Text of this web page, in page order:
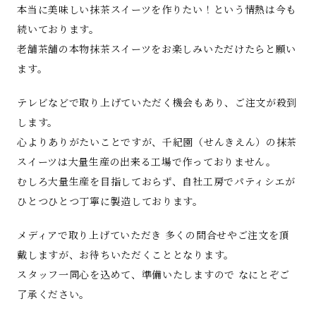
本当に美味しい抹茶スイーツを作りたい！という情熱は今も
続いております。
老舗茶舗の本物抹茶スイーツをお楽しみいただけたらと願い
ます。
テレビなどで取り上げていただく機会もあり、ご注文が殺到
します。
心よりありがたいことですが、千紀園（せんきえん）の抹茶
スイーツは大量生産の出来る工場で作っておりません。
むしろ大量生産を目指しておらず、自社工房でパティシエが
ひとつひとつ丁寧に製造しております。
メディアで取り上げていただき 多くの問合せやご注文を頂
戴しますが、お待ちいただくこととなります。
スタッフ一同心を込めて、準備いたしますので なにとぞご
了承ください。